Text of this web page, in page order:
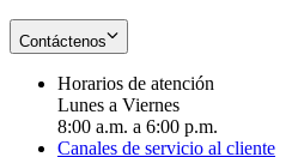
Contáctenos
Horarios de atención
Lunes a Viernes
8:00 a.m. a 6:00 p.m.
Canales de servicio al cliente